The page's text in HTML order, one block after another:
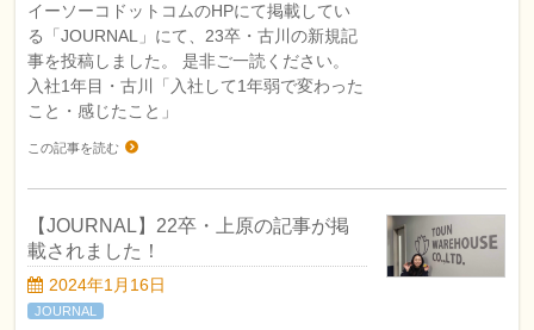
イーソーコドットコムのHPにて掲載してい
る「JOURNAL」にて、23卒・古川の新規記
事を投稿しました。 是非ご一読ください。
入社1年目・古川「入社して1年弱で変わった
こと・感じたこと」
この記事を読む
【JOURNAL】22卒・上原の記事が掲
載されました！
2024年1月16日
JOURNAL